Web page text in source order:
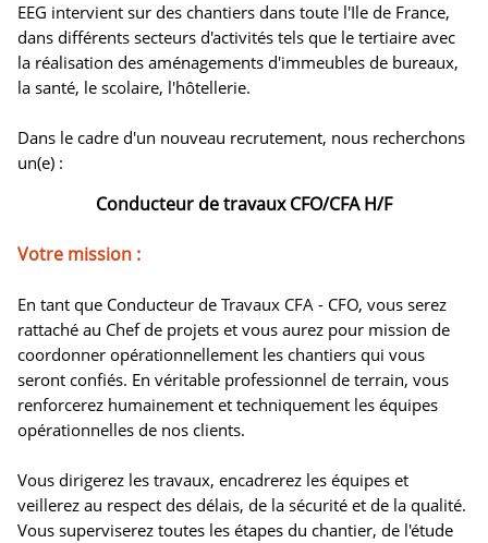
EEG intervient sur des chantiers dans toute l'Ile de France,
dans différents secteurs d'activités tels que le tertiaire avec
la réalisation des aménagements d'immeubles de bureaux,
la santé, le scolaire, l'hôtellerie.
Dans le cadre d'un nouveau recrutement, nous recherchons
un(e) :
Conducteur de travaux CFO/CFA H/F
Votre mission :
En tant que Conducteur de Travaux CFA - CFO, vous serez
rattaché au Chef de projets et vous aurez pour mission de
coordonner opérationnellement les chantiers qui vous
seront confiés. En véritable professionnel de terrain, vous
renforcerez humainement et techniquement les équipes
opérationnelles de nos clients.
Vous dirigerez les travaux, encadrerez les équipes et
veillerez au respect des délais, de la sécurité et de la qualité.
Vous superviserez toutes les étapes du chantier, de l'étude